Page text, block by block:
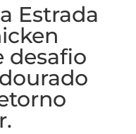
Estrada
desafio